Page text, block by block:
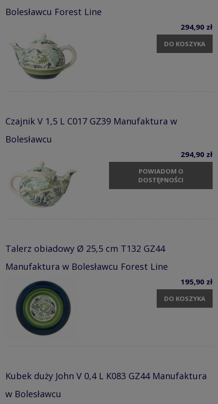
Bolesławcu Forest Line
294,90 zł
DO KOSZYKA
Czajnik V 1,5 L C017 GZ39 Manufaktura w
Bolesławcu
294,90 zł
POWIADOM O
DOSTĘPNOŚCI
Talerz obiadowy Ø 25,5 cm T132 GZ44
Manufaktura w Bolesławcu Forest Line
195,90 zł
DO KOSZYKA
Kubek duży John V 0,4 L K083 GZ44 Manufaktura
w Bolesławcu